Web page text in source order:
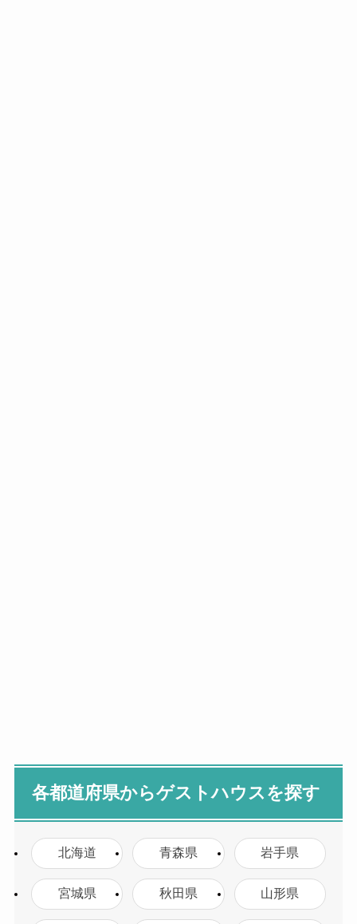
各都道府県からゲストハウスを探す
北海道 青森県 岩手県
宮城県 秋田県 山形県